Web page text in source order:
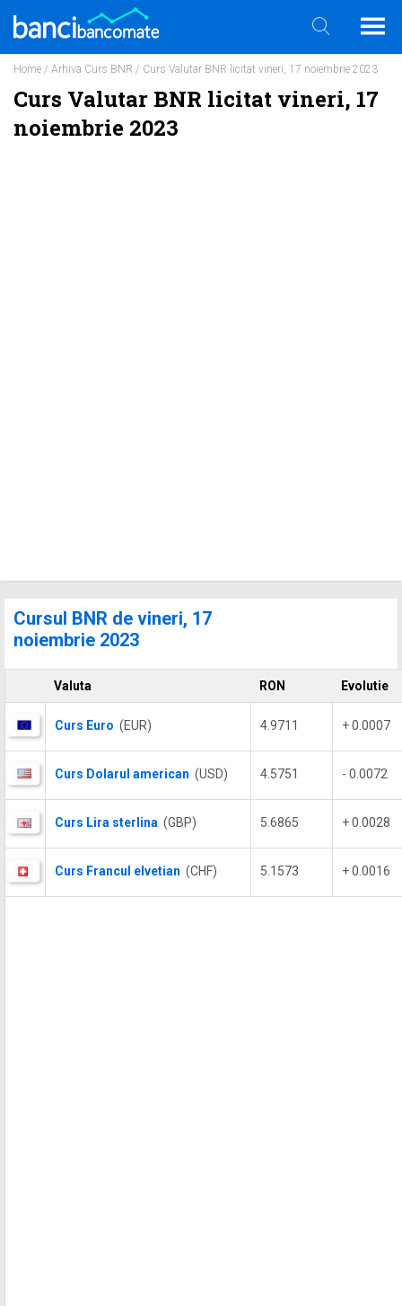
Home / Arhiva Curs BNR / Curs Valutar BNR licitat vineri, 17 noiembrie 2023
Curs Valutar BNR licitat vineri, 17
noiembrie 2023
Cursul BNR de vineri, 17
noiembrie 2023
Valuta RON Evolutie
Curs Euro (EUR) 4.9711 + 0.0007
Curs Dolarul american (USD) 4.5751 - 0.0072
Curs Lira sterlina (GBP) 5.6865 + 0.0028
Curs Francul elvetian (CHF) 5.1573 + 0.0016